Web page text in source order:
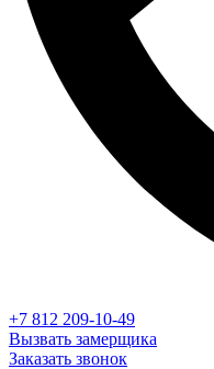
+7 812 209-10-49
Вызвать замерщика
Заказать звонок